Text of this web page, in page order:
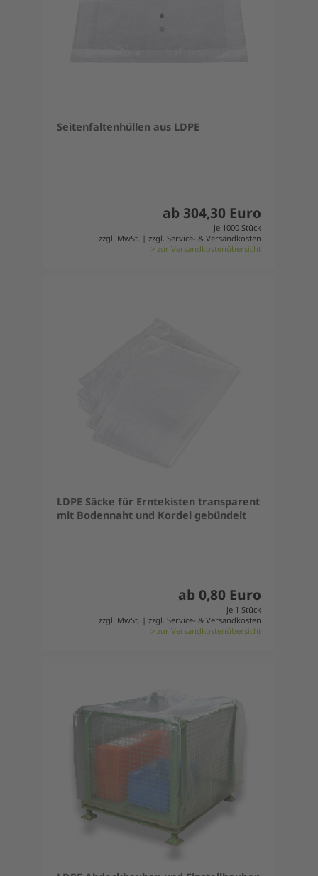
Seitenfaltenhüllen aus LDPE
ab 304,30 Euro
je 1000 Stück
zzgl. MwSt. | zzgl. Service- & Versandkosten
> zur Versandkostenübersicht
LDPE Säcke für Erntekisten transparent
mit Bodennaht und Kordel gebündelt
ab 0,80 Euro
je 1 Stück
zzgl. MwSt. | zzgl. Service- & Versandkosten
> zur Versandkostenübersicht